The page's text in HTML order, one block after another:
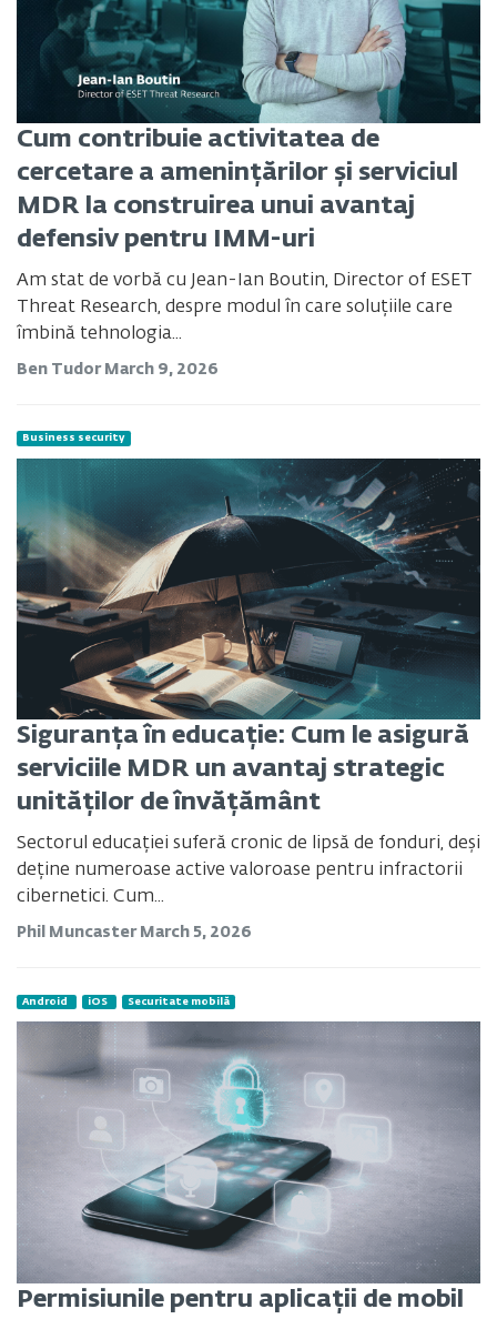
Cum contribuie activitatea de
cercetare a amenințărilor și serviciul
MDR la construirea unui avantaj
defensiv pentru IMM-uri
Am stat de vorbă cu Jean-Ian Boutin, Director of ESET
Threat Research, despre modul în care soluțiile care
îmbină tehnologia...
Ben Tudor March 9, 2026
Business security
Siguranța în educație: Cum le asigură
serviciile MDR un avantaj strategic
unităților de învățământ
Sectorul educației suferă cronic de lipsă de fonduri, deși
deține numeroase active valoroase pentru infractorii
cibernetici. Cum...
Phil Muncaster March 5, 2026
Android iOS Securitate mobilă
Permisiunile pentru aplicații de mobil